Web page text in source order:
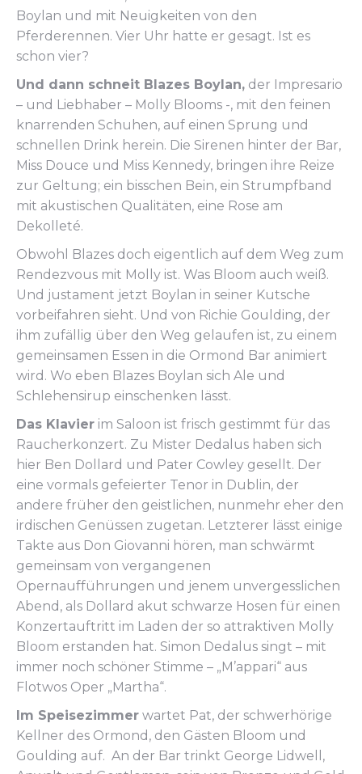
Boylan und mit Neuigkeiten von den
Pferderennen. Vier Uhr hatte er gesagt. Ist es
schon vier?
Und dann schneit Blazes Boylan, der Impresario
– und Liebhaber – Molly Blooms -, mit den feinen
knarrenden Schuhen, auf einen Sprung und
schnellen Drink herein. Die Sirenen hinter der Bar,
Miss Douce und Miss Kennedy, bringen ihre Reize
zur Geltung; ein bisschen Bein, ein Strumpfband
mit akustischen Qualitäten, eine Rose am
Dekolleté.
Obwohl Blazes doch eigentlich auf dem Weg zum
Rendezvous mit Molly ist. Was Bloom auch weiß.
Und justament jetzt Boylan in seiner Kutsche
vorbeifahren sieht. Und von Richie Goulding, der
ihm zufällig über den Weg gelaufen ist, zu einem
gemeinsamen Essen in die Ormond Bar animiert
wird. Wo eben Blazes Boylan sich Ale und
Schlehensirup einschenken lässt.
Das Klavier im Saloon ist frisch gestimmt für das
Raucherkonzert. Zu Mister Dedalus haben sich
hier Ben Dollard und Pater Cowley gesellt. Der
eine vormals gefeierter Tenor in Dublin, der
andere früher den geistlichen, nunmehr eher den
irdischen Genüssen zugetan. Letzterer lässt einige
Takte aus Don Giovanni hören, man schwärmt
gemeinsam von vergangenen
Opernaufführungen und jenem unvergesslichen
Abend, als Dollard akut schwarze Hosen für einen
Konzertauftritt im Laden der so attraktiven Molly
Bloom erstanden hat. Simon Dedalus singt – mit
immer noch schöner Stimme – „M’appari“ aus
Flotwos Oper „Martha“.
Im Speisezimmer wartet Pat, der schwerhörige
Kellner des Ormond, den Gästen Bloom und
Goulding auf. An der Bar trinkt George Lidwell,